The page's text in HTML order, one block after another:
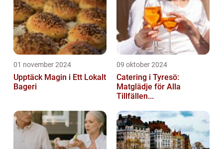
01 november 2024
Upptäck Magin i Ett Lokalt
Bageri
09 oktober 2024
Catering i Tyresö:
Matglädje för Alla
Tillfällen...